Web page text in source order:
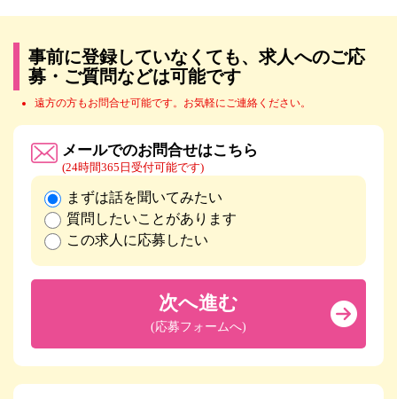
事前に登録していなくても、求人へのご応
募・ご質問などは可能です
遠方の方もお問合せ可能です。お気軽にご連絡ください。
メールでのお問合せはこちら
(24時間365日受付可能です)
まずは話を聞いてみたい
質問したいことがあります
この求人に応募したい
次へ進む
(応募フォームへ)